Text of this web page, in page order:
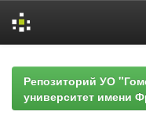
navigationРепозиторий УО
университет имени